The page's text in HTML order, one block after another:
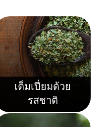
เต็มเปี่ยมด้วย
รสชาติ